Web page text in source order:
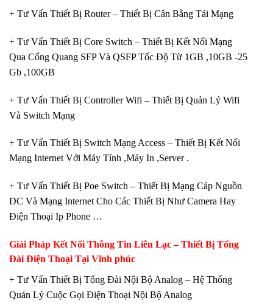
+ Tư Vấn Thiết Bị Router – Thiết Bị Cân Bằng Tải Mạng
+ Tư Vấn Thiết Bị Core Switch – Thiết Bị Kết Nối Mạng
Qua Cổng Quang SFP Và QSFP Tốc Độ Từ 1GB ,10GB -25
Gb ,100GB
+ Tư Vấn Thiết Bị Controller Wifi – Thiết Bị Quản Lý Wifi
Và Switch Mạng
+ Tư Vấn Thiết Bị Switch Mạng Access – Thiết Bị Kết Nối
Mạng Internet Với Máy Tính ,Máy In ,Server .
+ Tư Vấn Thiết Bị Poe Switch – Thiết Bị Mạng Cáp Nguồn
DC Và Mạng Internet Cho Các Thiết Bị Như Camera Hay
Điện Thoại Ip Phone …
Giải Pháp Kết Nối Thông Tin Liên Lạc – Thiết Bị Tổng
Đài Điện Thoại Tại Vĩnh phúc
+ Tư Vấn Thiết Bị Tổng Đài Nội Bộ Analog – Hệ Thống
Quản Lý Cuộc Gọi Điện Thoại Nội Bộ Analog